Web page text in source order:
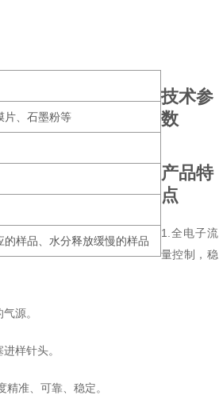
片、石墨粉等
样品、水分释放缓慢的样品
技术参
数
产品特
点
1.全电子流
量控制，稳
源。
样针头。
准、可靠、稳定。